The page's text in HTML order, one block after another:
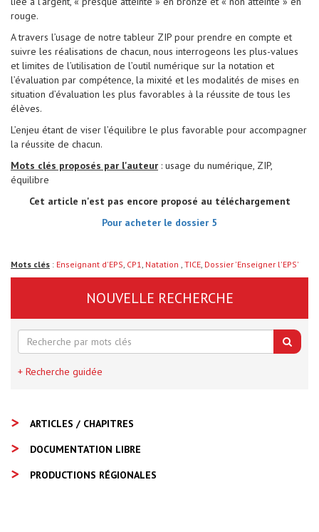
rouge.
A travers l’usage de notre tableur ZIP pour prendre en compte et
suivre les réalisations de chacun, nous interrogeons les plus-values
et limites de l’utilisation de l’outil numérique sur la notation et
l’évaluation par compétence, la mixité et les modalités de mises en
situation d’évaluation les plus favorables à la réussite de tous les
élèves.
L’enjeu étant de viser l’équilibre le plus favorable pour accompagner
la réussite de chacun.
Mots clés proposés par l'auteur : usage du numérique, ZIP,
équilibre
Cet article n'est pas encore proposé au téléchargement
Pour acheter le dossier 5
Mots clés : Enseignant d'EPS, CP1, Natation , TICE, Dossier 'Enseigner l'EPS'
NOUVELLE RECHERCHE
+ Recherche guidée
ARTICLES / CHAPITRES
DOCUMENTATION LIBRE
PRODUCTIONS RÉGIONALES